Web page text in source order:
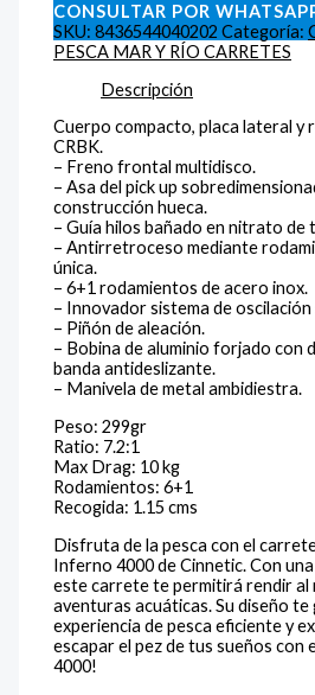
CONSULTAR POR
SKU:8436544040202 Categoría:
PESCA MAR Y RÍO CARRETES
Descripción
Cuerpo compacto, placa lateral y
CRBK.
– Freno frontal multidisco.
– Asa del pick up
construcción hueca.
– Guía hilos bañado en nitrato de
– Antirretroceso mediante
única.
– 6+1 rodamientos de acero inox.
– Innovador sistema de oscilación
– Piñón de aleación.
– Bobina de aluminio forjado con
banda antideslizante.
– Manivela de metal ambidiestra.
Peso: 299gr
Ratio: 7.2:1
Max Drag: 10 kg
Rodamientos: 6+1
Recogida: 1.15 cms
Disfruta de la pesca con el
Inferno 4000 de Cinnetic. Con
este carrete te permitirá rendir al
aventuras acuáticas. Su diseño te
experiencia de pesca eficiente y
escapar el pez de tus sueños
4000!